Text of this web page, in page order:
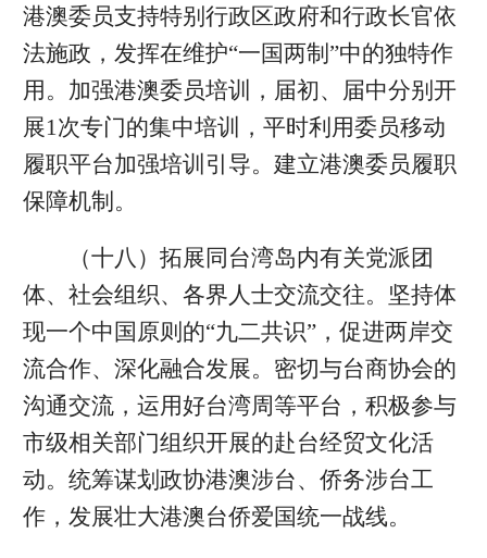
港澳委员支持特别行政区政府和行政长官依
法施政，发挥在维护“一国两制”中的独特作
用。加强港澳委员培训，届初、届中分别开
展1次专门的集中培训，平时利用委员移动
履职平台加强培训引导。建立港澳委员履职
保障机制。
（十八）拓展同台湾岛内有关党派团
体、社会组织、各界人士交流交往。坚持体
现一个中国原则的“九二共识”，促进两岸交
流合作、深化融合发展。密切与台商协会的
沟通交流，运用好台湾周等平台，积极参与
市级相关部门组织开展的赴台经贸文化活
动。统筹谋划政协港澳涉台、侨务涉台工
作，发展壮大港澳台侨爱国统一战线。